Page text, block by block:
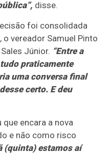
disse.
foi consolidada
vereador Samuel Pinto
Júnior. “Entre a
praticamente
uma conversa final
certo. E deu
encara a nova
e não como risco
(quinta) estamos aí